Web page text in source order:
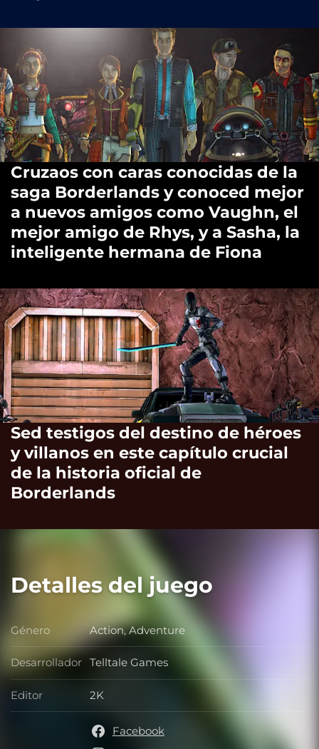
Cruzaos con caras conocidas de la
saga Borderlands y conoced mejor
a nuevos amigos como Vaughn, el
mejor amigo de Rhys, y a Sasha, la
inteligente hermana de Fiona
Sed testigos del destino de héroes
y villanos en este capítulo crucial
de la historia oficial de
Borderlands
Detalles del juego
Género Género
Action, Adventure
Desarrollador Desarrollador
Telltale Games
Editor Editor
2K
Facebook